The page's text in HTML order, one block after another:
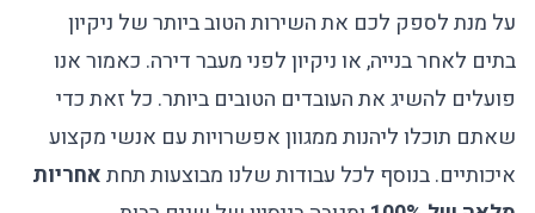
על מנת לספק לכם את השירות הטוב ביותר של ניקיון
בתים לאחר בנייה, אוניקיון לפני מעבר דירה. כאמור אנו
פועלים להשיג את העובדים הטובים ביותר. כל זאת כדי
שאתם תוכלו ליהנות ממגוון אפשרויות עם אנשי מקצוע
איכותיים. בנוסף לכל עבודות שלנו מבוצעות תחתאחריות